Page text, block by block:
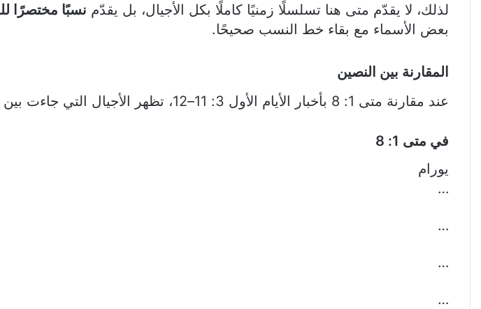
لذلك، لا يقدّم متى هنا تسلسلًا زمنيًا كاملًا بكل الأجيال، بل يقدّم نسبًا مختصرًا
بعض الأسماء مع بقاء خط النسب صحيحًا.
المقارنة بين النصين
عند مقارنة متى 1: 8 بأخبار الأيام الأول 3: 11–12، تظهر الأجيال التي جاءت بين يورام وعُزّيا، أو عزريا كما يُسمى أيضًا:
في متى 1: 8
يورام
…
…
…
…